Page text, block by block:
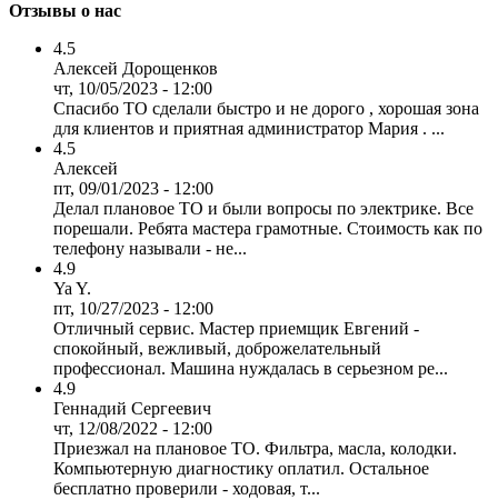
Отзывы о нас
4.5
Алексей Дорощенков
чт, 10/05/2023 - 12:00
Спасибо ТО сделали быстро и не дорого , хорошая зона
для клиентов и приятная администратор Мария . ...
4.5
Алексей
пт, 09/01/2023 - 12:00
Делал плановое ТО и были вопросы по электрике. Все
порешали. Ребята мастера грамотные. Стоимость как по
телефону называли - не...
4.9
Ya Y.
пт, 10/27/2023 - 12:00
Отличный сервис. Мастер приемщик Евгений -
спокойный, вежливый, доброжелательный
профессионал. Машина нуждалась в серьезном ре...
4.9
Геннадий Сергеевич
чт, 12/08/2022 - 12:00
Приезжал на плановое ТО. Фильтра, масла, колодки.
Компьютерную диагностику оплатил. Остальное
бесплатно проверили - ходовая, т...